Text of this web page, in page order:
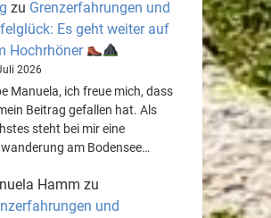
zu Grenzerfahrungen und
Es geht weiter auf
Hochrhöner
2026
Manuela, ich freue mich, dass
Beitrag gefallen hat. Als
steht bei mir eine
am Bodensee…
Hamm zu
und